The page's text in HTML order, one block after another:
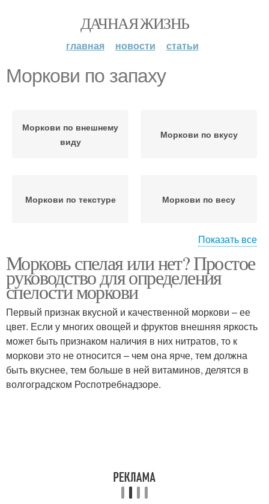
ДАЧНАЯ ЖИЗНЬ
главная новости статьи
Моркови по запаху
Моркови по внешнему
виду
Моркови по вкусу
Моркови по текстуре Моркови по весу
содержанию
Моркови на вид
Спелая морковь Морковь при хранении
Показать все
Морковь спелая или нет? Простое
руководство для определения
спелости моркови
Первый признак вкусной и качественной моркови – ее
цвет. Если у многих овощей и фруктов внешняя яркость
может быть признаком наличия в них нитратов, то к
моркови это не относится – чем она ярче, тем должна
быть вкуснее, тем больше в ней витаминов, делятся в
волгоградском Роспотребнадзоре.